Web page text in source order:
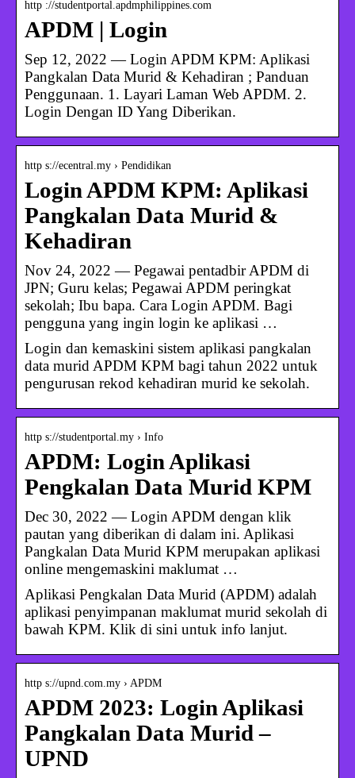
http ://studentportal.apdmphilippines.com
APDM | Login
Sep 12, 2022 — Login APDM KPM: Aplikasi
Pangkalan Data Murid & Kehadiran ; Panduan
Penggunaan. 1. Layari Laman Web APDM. 2.
Login Dengan ID Yang Diberikan.
http s://ecentral.my › Pendidikan
Login APDM KPM: Aplikasi
Pangkalan Data Murid &
Kehadiran
Nov 24, 2022 — Pegawai pentadbir APDM di
JPN; Guru kelas; Pegawai APDM peringkat
sekolah; Ibu bapa. Cara Login APDM. Bagi
pengguna yang ingin login ke aplikasi …
Login dan kemaskini sistem aplikasi pangkalan
data murid APDM KPM bagi tahun 2022 untuk
pengurusan rekod kehadiran murid ke sekolah.
http s://studentportal.my › Info
APDM: Login Aplikasi
Pengkalan Data Murid KPM
Dec 30, 2022 — Login APDM dengan klik
pautan yang diberikan di dalam ini. Aplikasi
Pangkalan Data Murid KPM merupakan aplikasi
online mengemaskini maklumat …
Aplikasi Pengkalan Data Murid (APDM) adalah
aplikasi penyimpanan maklumat murid sekolah di
bawah KPM. Klik di sini untuk info lanjut.
http s://upnd.com.my › APDM
APDM 2023: Login Aplikasi
Pangkalan Data Murid –
UPND